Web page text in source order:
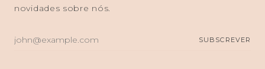
novidades sobre nós.
SEU
SUBSCREVER